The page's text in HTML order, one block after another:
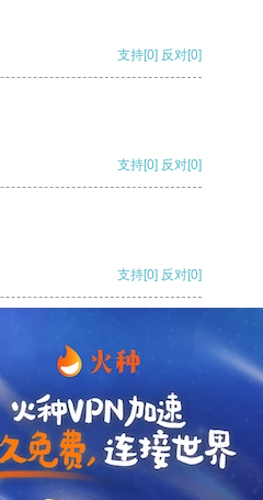
支持[0] 反对[0]
支持[0] 反对[0]
支持[0] 反对[0]
反对